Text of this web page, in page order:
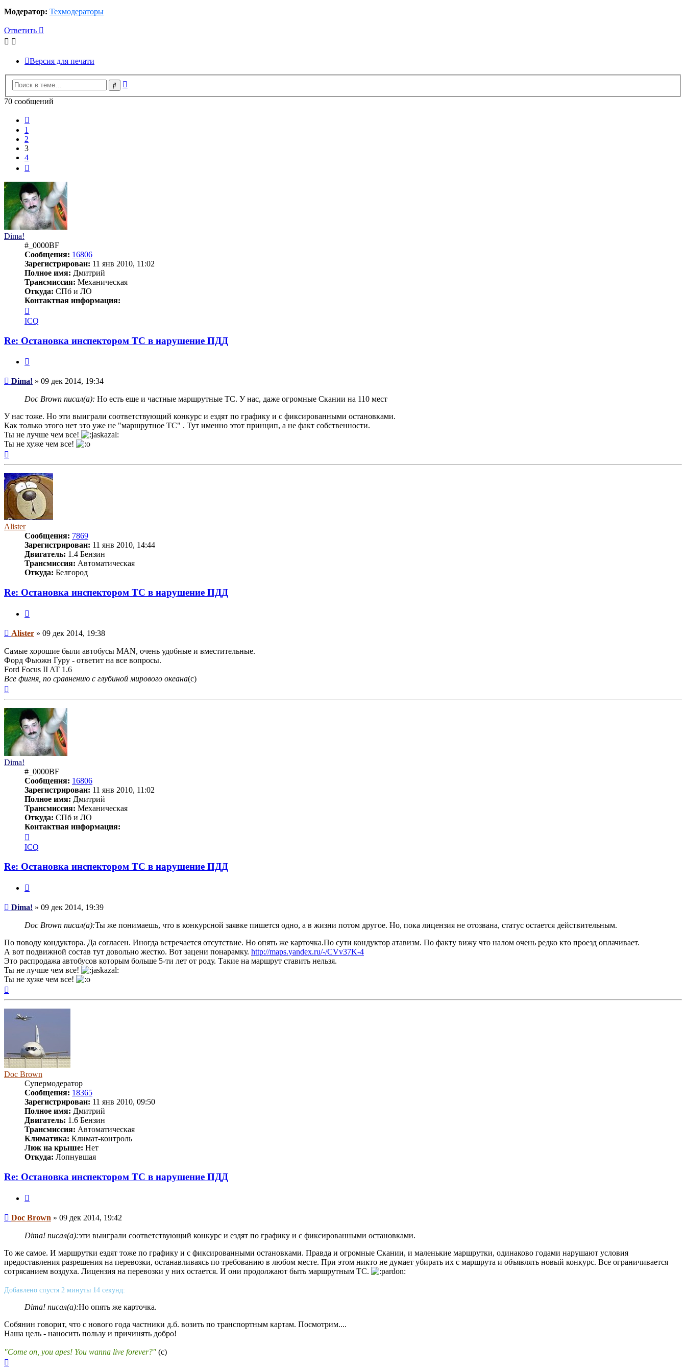
Модератор: Техмодераторы
Ответить
Версия для печати
Поиск
70 сообщений
1
2
3
4
Dima!
#_0000BF
Сообщения: 16806
Зарегистрирован: 11 янв 2010, 11:02
Полное имя: Дмитрий
Трансмиссия: Механическая
Откуда: СПб и ЛО
Контактная информация:
информация
пользователя
ICQ
Re: Остановка инспектором ТС в нарушение ПДД
Сообщение
Dima! » 09 дек 2014, 19:34
Doc Brown писал(а): Но есть еще и частные маршрутные ТС. У нас, даже огромные Скании на 110 мест
У нас тоже. Но эти выиграли соответствующий конкурс и ездят по графику и с фиксированными остановками.
Как только этого нет это уже не "маршрутное ТС" . Тут именно этот принцип, а не факт собственности.
Ты не лучше чем все!
Ты не хуже чем все!
Alister
Сообщения: 7869
Зарегистрирован: 11 янв 2010, 14:44
Двигатель: 1.4 Бензин
Трансмиссия: Автоматическая
Откуда: Белгород
Re: Остановка инспектором ТС в нарушение ПДД
Сообщение
Alister » 09 дек 2014, 19:38
Самые хорошие были автобусы MAN, очень удобные и вместительные.
Форд Фьюжн Гуру - ответит на все вопросы.
Ford Focus II AT 1.6
Все фигня, по сравнению с глубиной мирового океана(с)
Dima!
#_0000BF
Сообщения: 16806
Зарегистрирован: 11 янв 2010, 11:02
Полное имя: Дмитрий
Трансмиссия: Механическая
Откуда: СПб и ЛО
Контактная информация:
информация
пользователя
ICQ
Re: Остановка инспектором ТС в нарушение ПДД
Сообщение
Dima! » 09 дек 2014, 19:39
Doc Brown писал(а):Ты же понимаешь, что в конкурсной заявке пишется одно, а в жизни потом другое. Но, пока лицензия не отозвана, статус остается действительным.
По поводу кондуктора. Да согласен. Иногда встречается отсутствие. Но опять же карточка.По сути кондуктор атавизм. По факту вижу что налом очень редко кто проезд оплачивает.
А вот подвижной состав тут довольно жестко. Вот зацени понарамку. http://maps.yandex.ru/-/CVv37K-4
Это распродажа автобусов которым больше 5-ти лет от роду. Такие на маршрут ставить нельзя.
Ты не лучше чем все!
Ты не хуже чем все!
Doc Brown
Супермодератор
Сообщения: 18365
Зарегистрирован: 11 янв 2010, 09:50
Полное имя: Дмитрий
Двигатель: 1.6 Бензин
Трансмиссия: Автоматическая
Климатика: Климат-контроль
Люк на крыше: Нет
Откуда: Лопнувшая
Re: Остановка инспектором ТС в нарушение ПДД
Сообщение
Doc Brown » 09 дек 2014, 19:42
Dima! писал(а):эти выиграли соответствующий конкурс и ездят по графику и с фиксированными остановками.
То же самое. И маршрутки ездят тоже по графику и с фиксированными остановками. Правда и огромные Скании, и маленькие маршрутки, одинаково годами нарушают условия
предоставления разрешения на перевозки, останавливаясь по требованию в любом месте. При этом никто не думает убирать их с маршрута и объявлять новый конкурс. Все ограничивается
сотрясанием воздуха. Лицензия на перевозки у них остается. И они продолжают быть маршрутным ТС.
Добавлено спустя 2 минуты 14 секунд:
Dima! писал(а):Но опять же карточка.
Собянин говорит, что с нового года частники д.б. возить по транспортным картам. Посмотрим....
Наша цель - наносить пользу и причинять добро!
"Come on, you apes! You wanna live forever?" (c)